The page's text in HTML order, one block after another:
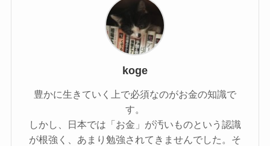
koge
豊かに生きていく上で必須なのがお金の知識で
す。
しかし、日本では「お金」が汚いものという認識
が根強く、あまり勉強されてきませんでした。そ